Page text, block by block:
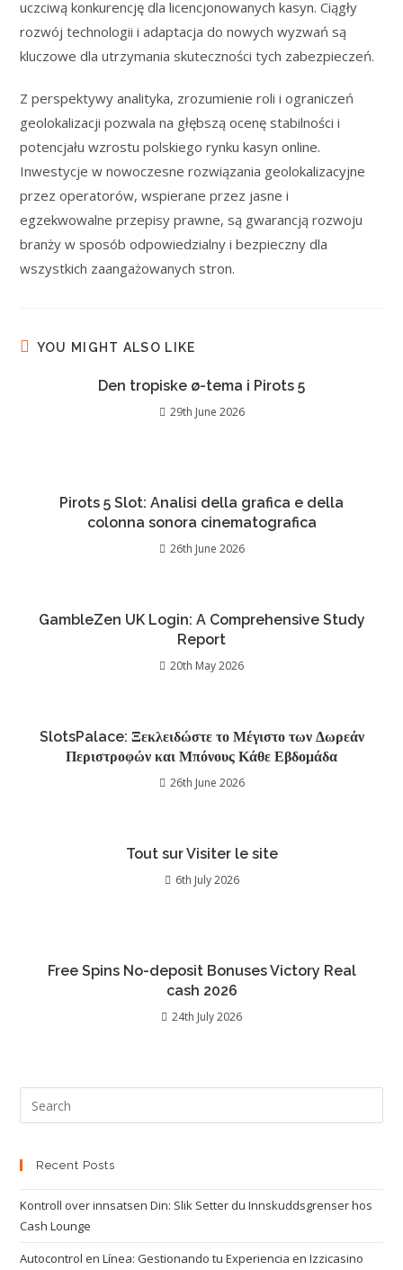
uczciwą konkurencję dla licencjonowanych kasyn. Ciągły
rozwój technologii i adaptacja do nowych wyzwań są
kluczowe dla utrzymania skuteczności tych zabezpieczeń.
Z perspektywy analityka, zrozumienie roli i ograniczeń
geolokalizacji pozwala na głębszą ocenę stabilności i
potencjału wzrostu polskiego rynku kasyn online.
Inwestycje w nowoczesne rozwiązania geolokalizacyjne
przez operatorów, wspierane przez jasne i
egzekwowalne przepisy prawne, są gwarancją rozwoju
branży w sposób odpowiedzialny i bezpieczny dla
wszystkich zaangażowanych stron.
YOU MIGHT ALSO LIKE
Den tropiske ø-tema i Pirots 5
29th June 2026
Pirots 5 Slot: Analisi della grafica e della
colonna sonora cinematografica
26th June 2026
GambleZen UK Login: A Comprehensive Study
Report
20th May 2026
SlotsPalace: Ξεκλειδώστε το Μέγιστο των Δωρεάν
Περιστροφών και Μπόνους Κάθε Εβδομάδα
26th June 2026
Tout sur Visiter le site
6th July 2026
Free Spins No-deposit Bonuses Victory Real
cash 2026
24th July 2026
Recent Posts
Kontroll over innsatsen Din: Slik Setter du Innskuddsgrenser hos
Cash Lounge
Autocontrol en Línea: Gestionando tu Experiencia en Izzicasino